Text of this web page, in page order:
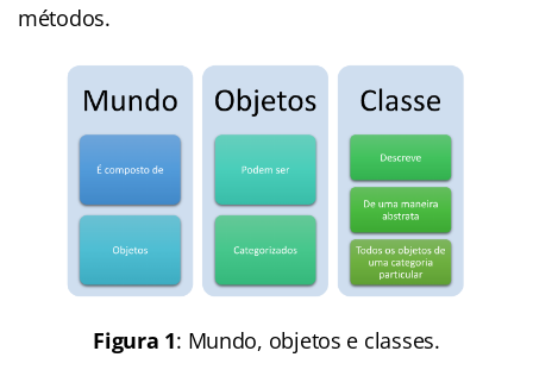
métodos.
Figura 1: Mundo, objetos e classes.